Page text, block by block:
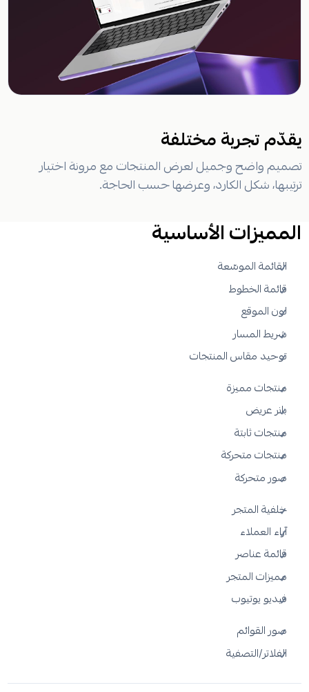
يقدّم تجربة مختلفة
تصميم واضح وجميل لعرض المنتجات مع مرونة اختيار
ترتيبها، شكل الكارد، وعرضها حسب الحاجة.
المميزات الأساسية
القائمة الموسّعة
قائمة الخطوط
لون الموقع
شريط المسار
توحيد مقاس المنتجات
منتجات مميزة
بانر عريض
منتجات ثابتة
منتجات متحركة
صور متحركة
خلفية المتجر
آراء العملاء
قائمة عناصر
مميزات المتجر
فيديو يوتيوب
صور القوائم
الفلاتر/التصفية